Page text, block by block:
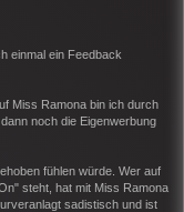
einmal ein Feedback
Miss Ramona bin ich durch
noch die Eigenwerbung
fühlen würde. Wer auf
steht, hat mit Miss Ramona
sadistisch und ist